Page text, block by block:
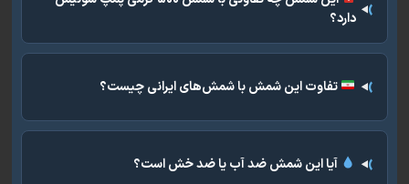
تفاوت این شمش با شمش‌های ایرانی چیست؟
آیا این شمش ضد آب یا ضد خش است؟